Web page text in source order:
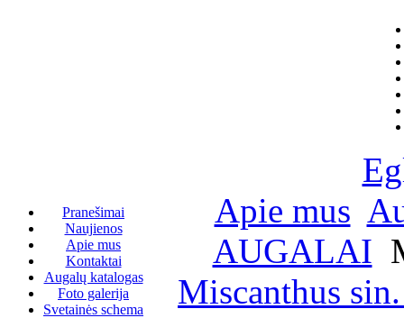
Pranešimai
Naujienos
Apie mus
Kontaktai
Augalų katalogas
Foto galerija
Svetainės schema
Apie mus
AUGALAI
Miscanthus